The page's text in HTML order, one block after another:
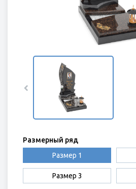
Размерный ряд
Размер 1
Размер 3
ЭЛЕМЕНТЫ ИЗ